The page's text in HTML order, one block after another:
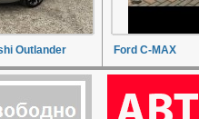
Outlander Ford C-MAX